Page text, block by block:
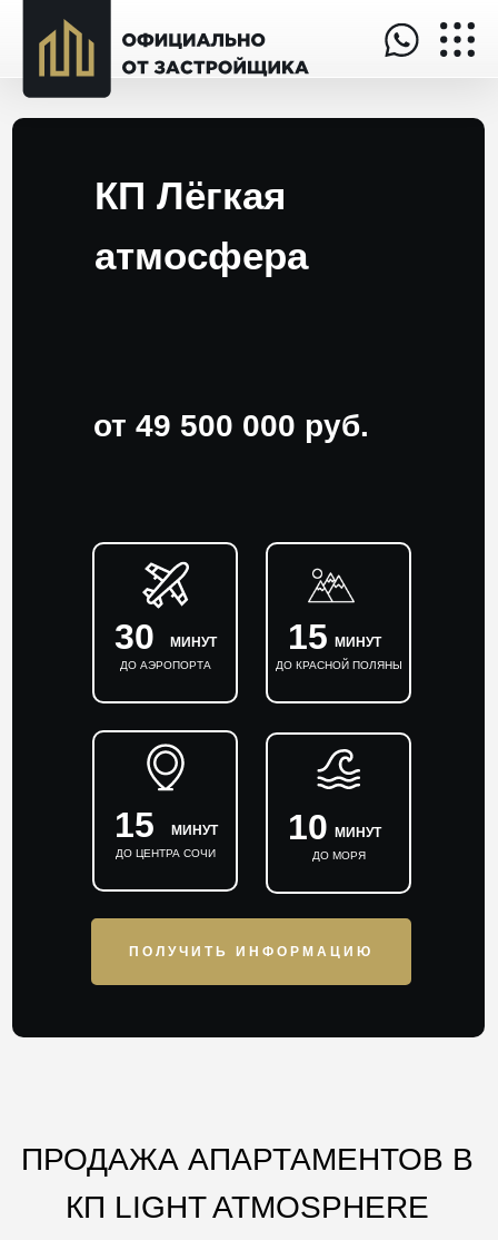
ПОЛУЧИТЬ ИНФОРМАЦИЮ
от 49 500 000 руб.
30 МИНУТ
ДО АЭРОПОРТА
КП Лёгкая
атмосфера
15 МИНУТ
ДО ЦЕНТРА СОЧИ
10 МИНУТ
ДО МОРЯ
15 МИНУТ
ДО КРАСНОЙ ПОЛЯНЫ
ПРОДАЖА АПАРТАМЕНТОВ В
КП LIGHT ATMOSPHERE